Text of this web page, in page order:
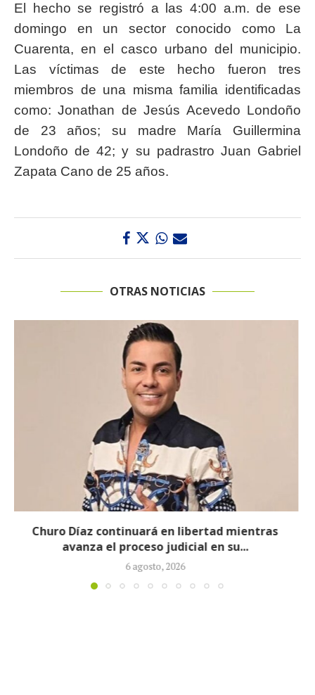
El hecho se registró a las 4:00 a.m. de ese
domingo en un sector conocido como La
Cuarenta, en el casco urbano del municipio.
Las víctimas de este hecho fueron tres
miembros de una misma familia identificadas
como: Jonathan de Jesús Acevedo Londoño
de 23 años; su madre María Guillermina
Londoño de 42; y su padrastro Juan Gabriel
Zapata Cano de 25 años.
OTRAS NOTICIAS
Proceso contra Jorge Alfredo Vargas da un giro
tras retiro de tres...
5 agosto, 2026